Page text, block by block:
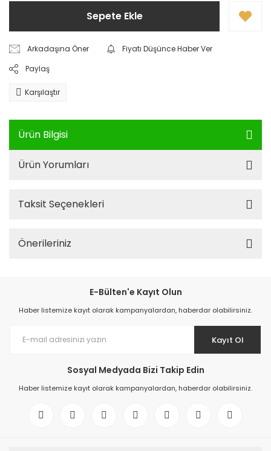
Sepete Ekle
Arkadaşına Öner
Fiyatı Düşünce Haber Ver
Paylaş
Karşılaştır
Ürün Bilgisi
Ürün Yorumları
Taksit Seçenekleri
Önerileriniz
E-Bülten'e Kayıt Olun
Haber listemize kayıt olarak kampanyalardan, haberdar olabilirsiniz.
Kayıt Ol
Sosyal Medyada Bizi Takip Edin
Haber listemize kayıt olarak kampanyalardan, haberdar olabilirsiniz.